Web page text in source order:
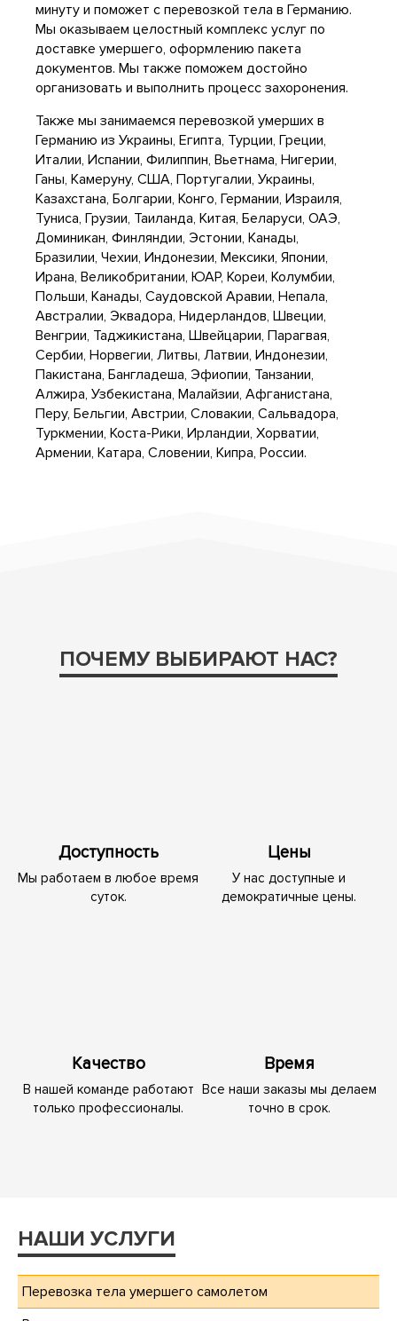
минуту и поможет с перевозкой тела в Германию.
Мы оказываем целостный комплекс услуг по
доставке умершего, оформлению пакета
документов. Мы также поможем достойно
организовать и выполнить процесс захоронения.
Также мы занимаемся перевозкой умерших в
Германию из Украины, Египта, Турции, Греции,
Италии, Испании, Филиппин, Вьетнама, Нигерии,
Ганы, Камеруну, США, Португалии, Украины,
Казахстана, Болгарии, Конго, Германии, Израиля,
Туниса, Грузии, Таиланда, Китая, Беларуси, ОАЭ,
Доминикан, Финляндии, Эстонии, Канады,
Бразилии, Чехии, Индонезии, Мексики, Японии,
Ирана, Великобритании, ЮАР, Кореи, Колумбии,
Польши, Канады, Саудовской Аравии, Непала,
Австралии, Эквадора, Нидерландов, Швеции,
Венгрии, Таджикистана, Швейцарии, Парагвая,
Сербии, Норвегии, Литвы, Латвии, Индонезии,
Пакистана, Бангладеша, Эфиопии, Танзании,
Алжира, Узбекистана, Малайзии, Афганистана,
Перу, Бельгии, Австрии, Словакии, Сальвадора,
Туркмении, Коста-Рики, Ирландии, Хорватии,
Армении, Катара, Словении, Кипра, России.
ПОЧЕМУ ВЫБИРАЮТ НАС?
Доступность
Мы работаем в любое время
суток.
Цены
У нас доступные и
демократичные цены.
Качество
В нашей команде работают
только профессионалы.
Время
Все наши заказы мы делаем
точно в срок.
НАШИ УСЛУГИ
Перевозка тела умершего самолетом